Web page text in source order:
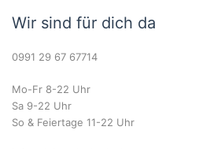
Wir sind für dich da
0991 29 67 67714
Mo-Fr 8-22 Uhr
Sa 9-22 Uhr
So & Feiertage 11-22 Uhr